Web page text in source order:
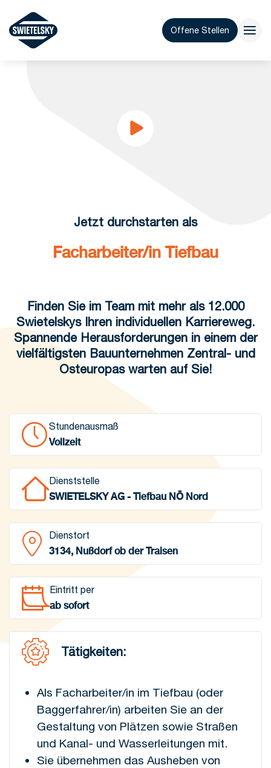
Offene Stellen
Jetzt durchstarten als
Facharbeiter/in Tiefbau
Finden Sie im Team mit mehr als 12.000
Swietelskys Ihren individuellen Karriereweg.
Spannende Herausforderungen in einem der
vielfältigsten Bauunternehmen Zentral- und
Osteuropas warten auf Sie!
Stundenausmaß
Vollzeit
Dienststelle
SWIETELSKY AG - Tiefbau NÖ Nord
Dienstort
3134, Nußdorf ob der Traisen
Eintritt per
ab sofort
Tätigkeiten:
Als Facharbeiter/in im Tiefbau (oder
Baggerfahrer/in) arbeiten Sie an der
Gestaltung von Plätzen sowie Straßen
und Kanal- und Wasserleitungen mit.
Sie übernehmen das Ausheben von